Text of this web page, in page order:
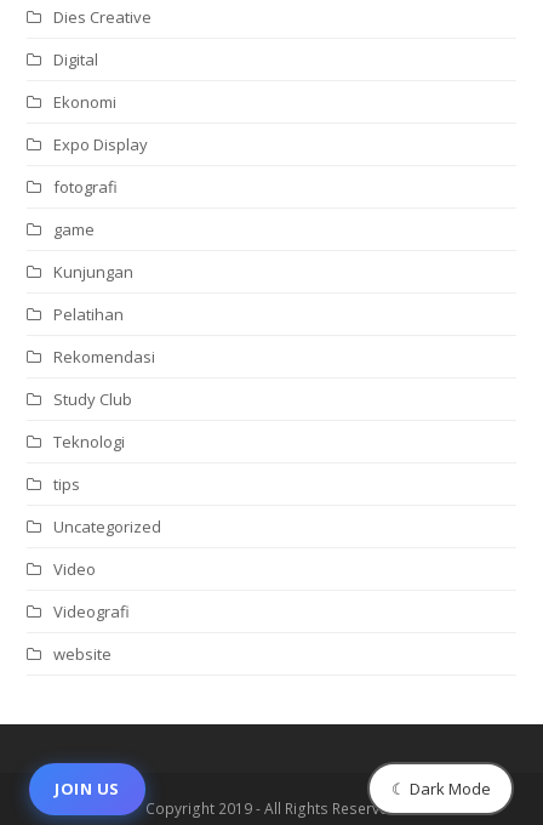
Dies Creative
Digital
Ekonomi
Expo Display
fotografi
game
Kunjungan
Pelatihan
Rekomendasi
Study Club
Teknologi
tips
Uncategorized
Video
Videografi
website
Copyright 2019 - All Rights Reserved
JOIN US ☾ Dark Mode